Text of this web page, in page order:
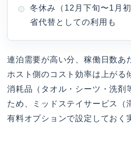
冬休み（12月下旬〜1月
省代替としての利用も
連泊需要が高い分、稼働日数あ
ホスト側のコスト効率は上がる
消耗品（タオル・シーツ・洗剤
ため、ミッドステイサービス（
有料オプションで設定しておく